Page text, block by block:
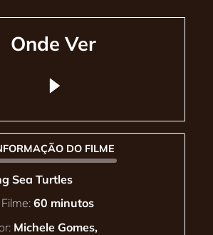
Onde Ver
DO FILME
Sea Turtles
60 minutos
Michele Gomes,